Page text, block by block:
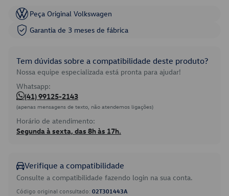
Peça Original Volkswagen
Garantia de 3 meses de fábrica
Tem dúvidas sobre a compatibilidade deste produto?
Nossa equipe especializada está pronta para ajudar!
Whatsapp:
(41) 99125-2143
(apenas mensagens de texto, não atendemos ligações)
Horário de atendimento:
Segunda à sexta, das 8h às 17h.
Verifique a compatibilidade
Consulte a compatibilidade fazendo login na sua conta.
Código original consultado: 02T301443A